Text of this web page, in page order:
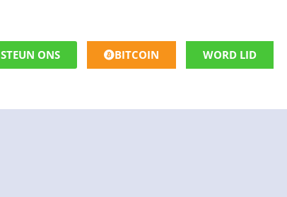
STEUN ONS BITCOIN WORD LID